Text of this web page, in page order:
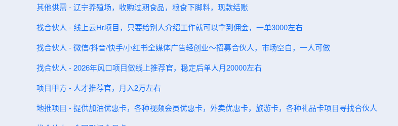
其他供需 - 辽宁养殖场，收购过期食品，粮食下脚料，现款结账
找合伙人 - 线上云Hr项目，只要给别人介绍工作就可以拿到佣金，一单3000左右
找合伙人 - 微信/抖音/快手/小红书全媒体广告轻创业～招募合伙人，市场空白，一人可做
找合伙人 - 2026年风口项目做线上推荐官，稳定后单人月20000左右
项目甲方 - 人才推荐官，月入2万左右
地推项目 - 提供加油优惠卡，各种视频会员优惠卡，外卖优惠卡，旅游卡，各种礼品卡项目寻找合伙人